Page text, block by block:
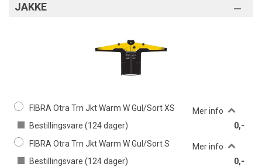
JAKKE
FIBRA Otra Trn Jkt Warm W Gul/Sort XS
Mer info
Bestillingsvare (124dager)
0,-
FIBRA Otra Trn Jkt Warm W Gul/Sort S
Mer info
Bestillingsvare (124dager)
0,-